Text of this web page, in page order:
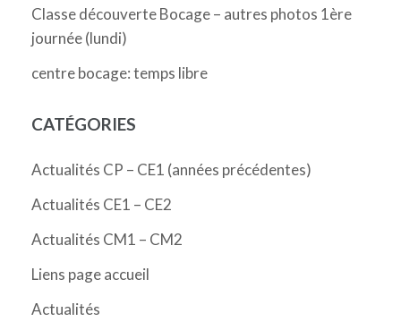
Classe découverte Bocage – autres photos 1ère
journée (lundi)
centre bocage: temps libre
CATÉGORIES
Actualités CP – CE1 (années précédentes)
Actualités CE1 – CE2
Actualités CM1 – CM2
Liens page accueil
Actualités